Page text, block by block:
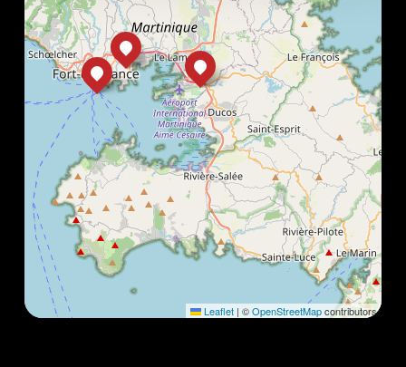
Leaflet | ©OpenStreetMapcontributors